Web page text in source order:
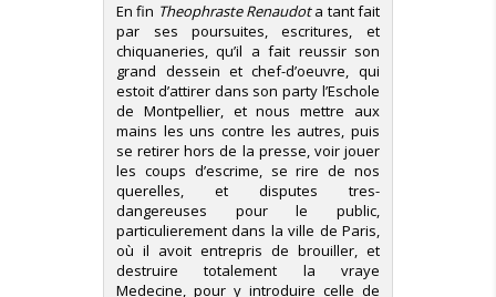
En fin Theophraste Renaudota tant fait
par ses poursuites, escritures, et
chiquaneries, qu’il a fait reussir son
grand dessein et chef-d’oeuvre, qui
estoit d’attirer dans son party l’Eschole
de Montpellier, et nous mettre aux
mains les uns contre les autres, puis
se retirer hors de la presse, voir jouer
les coups d’escrime, se rire de nos
querelles, et disputes tres-
dangereuses pour le public,
particulierement dans la ville de Paris,
où il avoit entrepris de brouiller, et
destruire totalement la vraye
Medecine, pour y introduire celle de